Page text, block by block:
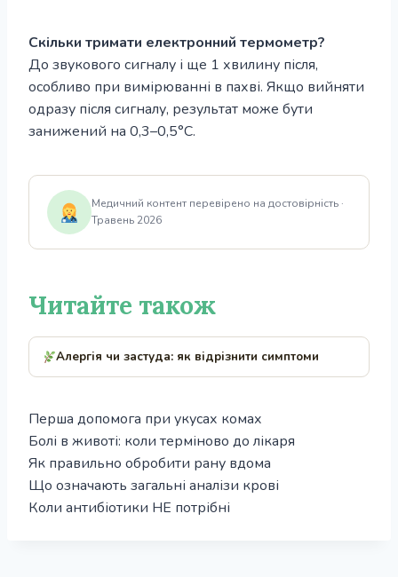
Скільки тримати електронний термометр?
До звукового сигналу і ще 1 хвилину після,
особливо при вимірюванні в пахві. Якщо вийняти
одразу після сигналу, результат може бути
занижений на 0,3–0,5°С.
Медичний контент перевірено на достовірність ·
Травень 2026
Читайте також
Алергія чи застуда: як відрізнити симптоми
Перша допомога при укусах комах
Болі в животі: коли терміново до лікаря
Як правильно обробити рану вдома
Що означають загальні аналізи крові
Коли антибіотики НЕ потрібні